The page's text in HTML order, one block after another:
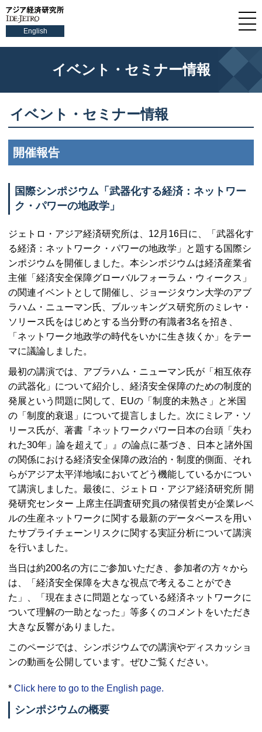
English
イベント・セミナー情報
イベント・セミナー情報
開催報告
国際シンポジウム「武器化する経済：ネットワー
ク・パワーの地政学」
ジェトロ・アジア経済研究所は、12月16日に、「武器化す
る経済：ネットワーク・パワーの地政学」と題する国際シ
ンポジウムを開催しました。本シンポジウムは経済産業省
主催「経済安全保障グローバルフォーラム・ウィークス」
の関連イベントとして開催し、ジョージタウン大学のアブ
ラハム・ニューマン氏、ブルッキングス研究所のミレヤ・
ソリース氏をはじめとする当分野の有識者3名を招き、
「ネットワーク地政学の時代をいかに生き抜くか」をテー
マに議論しました。
最初の講演では、アブラハム・ニューマン氏が「相互依存
の武器化」について紹介し、経済安全保障のための制度的
発展という問題に関して、
EUの「制度的未熟さ」と米国
の「制度的衰退」について提言しました。次にミレア・ソ
リース氏が、著書『ネットワークパワー日本の台頭「失わ
れた30年」論を超えて」』の論点に基づき、日本と諸外国
の関係における経済安全保障の政治的・制度的側面、それ
らがアジア太平洋地域においてどう機能しているかについ
て講演しました。最後に、ジェトロ・アジア経済研究所 開
発研究センター 上席主任調査研究員の猪俣哲史が企業レベ
ルの生産ネットワークに関する最新のデータベースを用い
たサプライチェーンリスクに関する実証分析について講演
を行いました。
当日は約200名の方にご参加いただき、参加者の方々から
は、「経済安全保障を大きな視点で考えることができ
た」、「現在まさに問題となっている経済ネットワークに
ついて理解の一助となった」等多くのコメントをいただき
大きな反響がありました。
このページでは、シンポジウムでの講演やディスカッショ
ンの動画を公開しています。ぜひご覧ください。
* Click here to go to the English page.
シンポジウムの概要